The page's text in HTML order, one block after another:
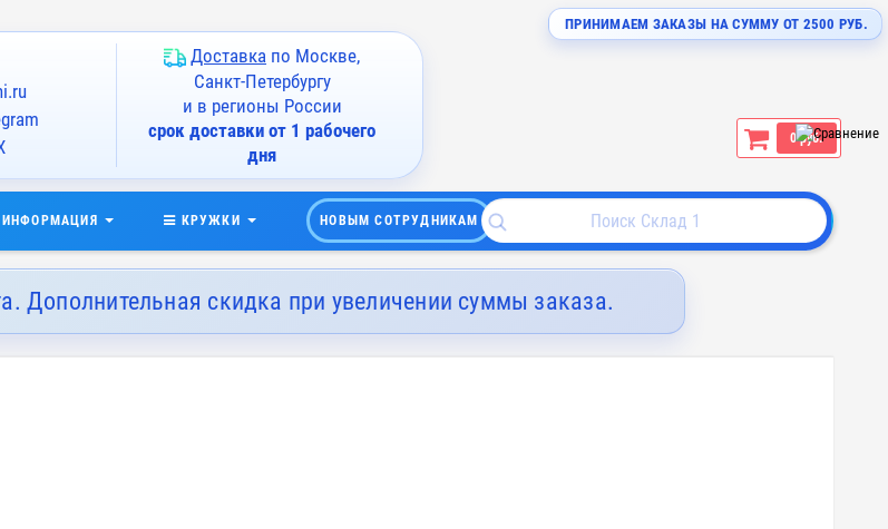
ПРИНИМАЕМ ЗАКАЗЫ НА СУММУ ОТ 2500 РУБ.
Доставка по Москве,
Санкт-Петербургу
и в регионы России
срок доставки от 1 рабочего
дня
0 руб.
ИНФОРМАЦИЯ КРУЖКИ НОВЫМ СОТРУДНИКАМ
Дополнительная скидка при увеличении суммы заказа.